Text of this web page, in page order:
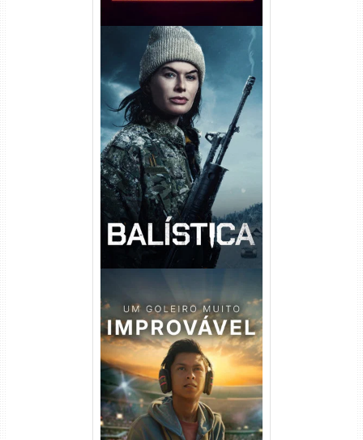
Balística Torrent (2025) WEB-
DL 1080p Dual Áudio
Um Goleiro Muito Improvável
Torrent (2026) WEB-DL 1080p
Dual Áudio